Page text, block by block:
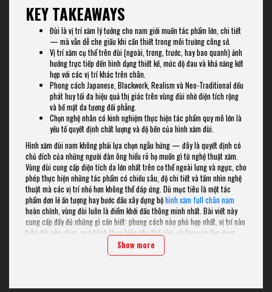
KEY TAKEAWAYS
Đùi là vị trí xăm lý tưởng cho nam giới muốn tác phẩm lớn, chi tiết
— mà vẫn dễ che giấu khi cần thiết trong môi trường công sở.
Vị trí xăm cụ thể trên đùi (ngoài, trong, trước, hay bao quanh) ảnh
hưởng trực tiếp đến hình dạng thiết kế, mức độ đau và khả năng kết
hợp với các vị trí khác trên chân.
Phong cách Japanese, Blackwork, Realism và Neo-Traditional đều
phát huy tối đa hiệu quả thị giác trên vùng đùi nhờ diện tích rộng
và bề mặt da tương đối phẳng.
Chọn nghệ nhân có kinh nghiệm thực hiện tác phẩm quy mô lớn là
yếu tố quyết định chất lượng và độ bền của hình xăm đùi.
Hình xăm đùi nam không phải lựa chọn ngẫu hứng — đây là quyết định có
chủ đích của những người đàn ông hiểu rõ họ muốn gì từ nghệ thuật xăm.
Vùng đùi cung cấp diện tích da lớn nhất trên cơ thể ngoài lưng và ngực, cho
phép thực hiện những tác phẩm có chiều sâu, độ chi tiết và tầm nhìn nghệ
thuật mà các vị trí nhỏ hơn không thể đáp ứng. Dù mục tiêu là một tác
phẩm đơn lẻ ấn tượng hay bước đầu xây dựng bộhình xăm full chân nam
hoàn chỉnh, vùng đùi luôn là điểm khởi đầu thông minh nhất. Bài viết này
cung cấp đầy đủ những gì cần biết: phong cách nào phù hợp nhất, vị trí nào
trên đùi nên chọn, quá trình thực hiện như thế nào, và làm sao tìm được
nghệ nhân đủ trình độ để biến ý tưởng thành hiện thực.
Show more